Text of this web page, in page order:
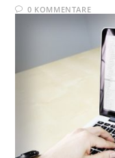
0 KOMMENTARE